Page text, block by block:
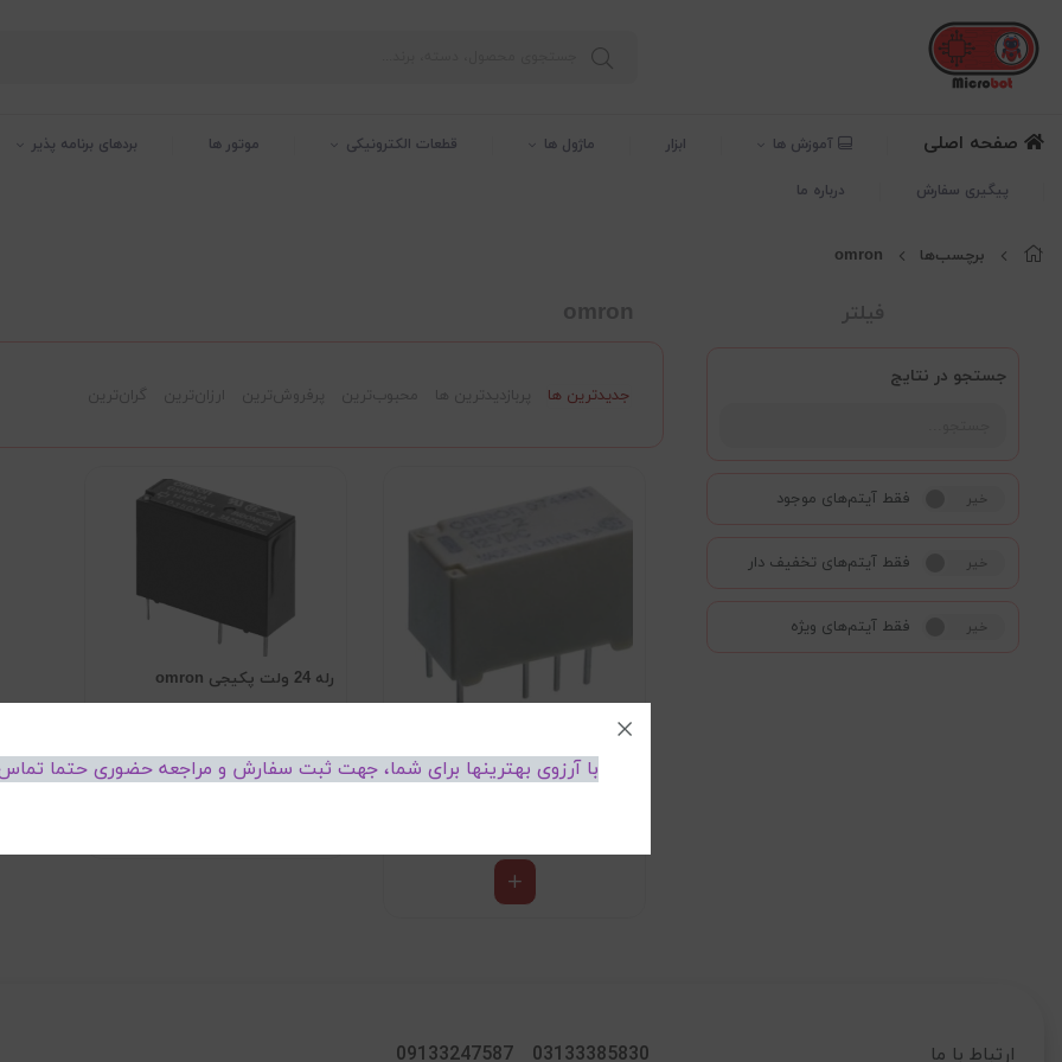
صفحه اصلی آموزش ها ابزار ماژول ها قطعات الکترونیکی موتور ها بردهای برنامه پذیر
پیگیری سفارش درباره ما
برچسب‌ها omron
فیلتر
جستجو در نتایج
بله خیر فقط آیتم‌های موجود
بله خیر فقط آیتم‌های تخفیف دار
بله خیر فقط آیتم‌های ویژه
omron
جدیدترین ها پربازدیدترین ها محبوب‌‌ترین پرفروش‌ترین ارزان‌ترین گران‌ترین
omron ژاپنی
رله 24 ولت پکیجی omron
ناموجود
ارتباط با ما 03133385830
09133247587
با آرزوی بهترینها برای شما، جهت ثبت سفارش و مراجعه حضوری حتما